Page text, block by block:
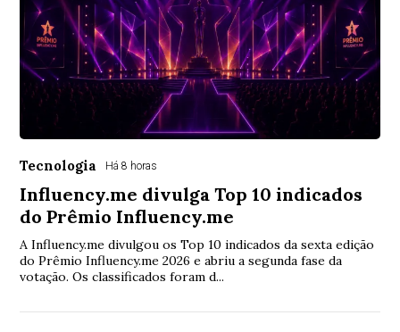
Tecnologia Há 8 horas
Influency.me divulga Top 10 indicados
do Prêmio Influency.me
A Influency.me divulgou os Top 10 indicados da sexta edição
do Prêmio Influency.me 2026 e abriu a segunda fase da
votação. Os classificados foram d...